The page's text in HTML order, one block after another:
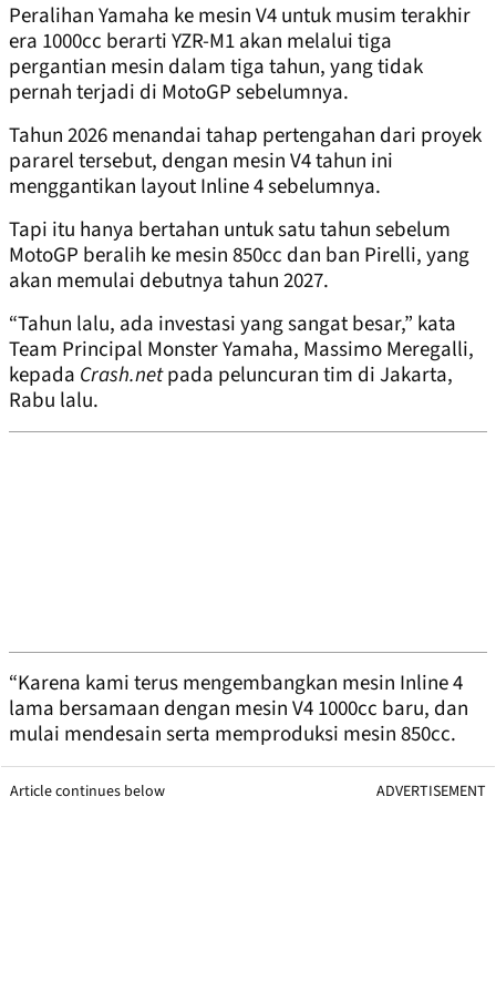
Peralihan Yamaha ke mesin V4 untuk musim terakhir
era 1000cc berarti YZR-M1 akan melalui tiga
pergantian mesin dalam tiga tahun, yang tidak
pernah terjadi di MotoGP sebelumnya.
Tahun 2026 menandai tahap pertengahan dari proyek
pararel tersebut, dengan mesin V4 tahun ini
menggantikan layout Inline 4 sebelumnya.
Tapi itu hanya bertahan untuk satu tahun sebelum
MotoGP beralih ke mesin 850cc dan ban Pirelli, yang
akan memulai debutnya tahun 2027.
“Tahun lalu, ada investasi yang sangat besar,” kata
Team Principal Monster Yamaha, Massimo Meregalli,
kepada Crash.netpada peluncuran tim di Jakarta,
Rabu lalu.
“Karena kami terus mengembangkan mesin Inline 4
lama bersamaan dengan mesin V4 1000cc baru, dan
mulai mendesain serta memproduksi mesin 850cc.
Article continues below ADVERTISEMENT